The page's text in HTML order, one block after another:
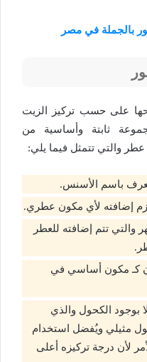
بالجملة في مصر
على حسب تركيز الزيت
ثابتة وأساسية من
والتي تتمثل فيما يلي:
باسم الأسنس.
إضافته لأي مكون عطري.
والتي تتم إضافته للعطر
كـ مكون أساسي في
بوجود الكحول والذي
مثيلي ويُفضل استخدام
لأن درجة تركيزه أعلى